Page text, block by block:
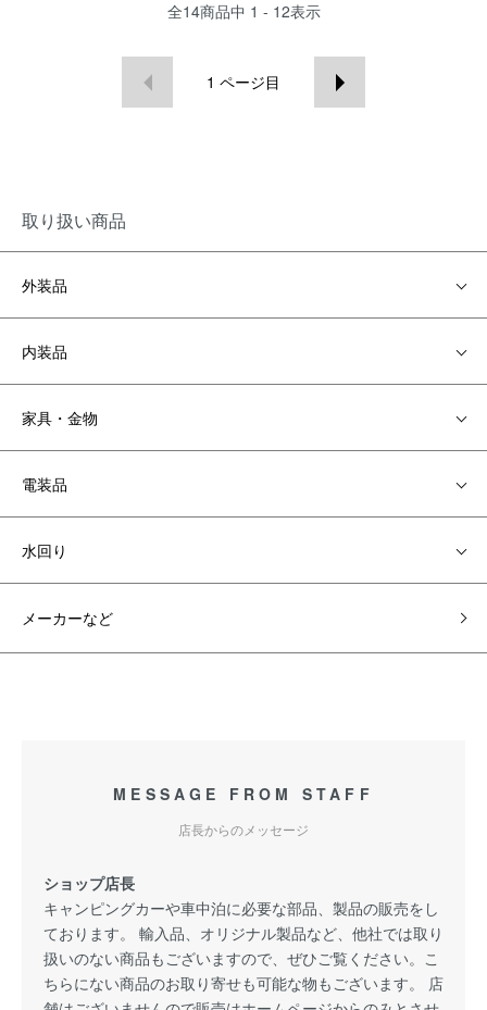
全14商品中 1 - 12表示
1 ページ目
取り扱い商品
外装品
内装品
家具・金物
電装品
水回り
メーカーなど
MESSAGE FROM STAFF
店長からのメッセージ
ショップ店長
キャンピングカーや車中泊に必要な部品、製品の販売をし
ております。 輸入品、オリジナル製品など、他社では取り
扱いのない商品もございますので、ぜひご覧ください。こ
ちらにない商品のお取り寄せも可能な物もございます。 店